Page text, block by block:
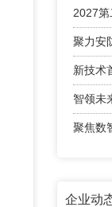
2027
动！
聚力安
安博会
新技术
字安防
智领未
顺利闭
聚焦数
企业动